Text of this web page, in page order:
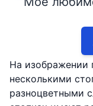
На изображении
несколькими
разноцветными